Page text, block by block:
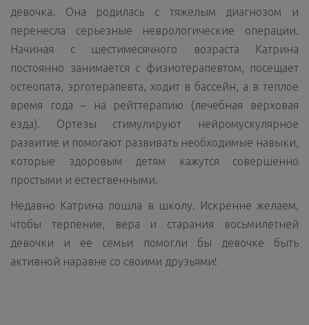
девочка. Она родилась с тяжелым диагнозом и
перенесла серьезные неврологические операции.
Начиная с шестимесячного возраста Катрина
постоянно занимается с физиотерапевтом, посещает
остеопата, эрготерапевта, ходит в бассейн, а в теплое
время года – на рейттерапию (лечебная верховая
езда). Ортезы стимулируют нейромускулярное
развитие и помогают развивать необходимые навыки,
которые здоровым детям кажутся совершенно
простыми и естественными.
Недавно Катрина пошла в школу. Искренне желаем,
чтобы терпение, вера и старания восьмилетней
девочки и ее семьи помогли бы девочке быть
активной наравне со своими друзьями!